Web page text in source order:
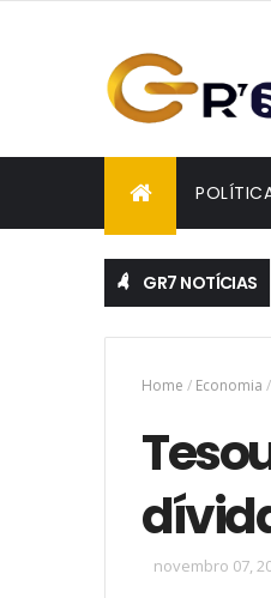
GR7 NOTÍCIAS
Home / Economia /
novembro 07,